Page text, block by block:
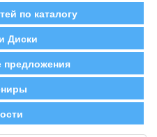
по каталогу
Диски